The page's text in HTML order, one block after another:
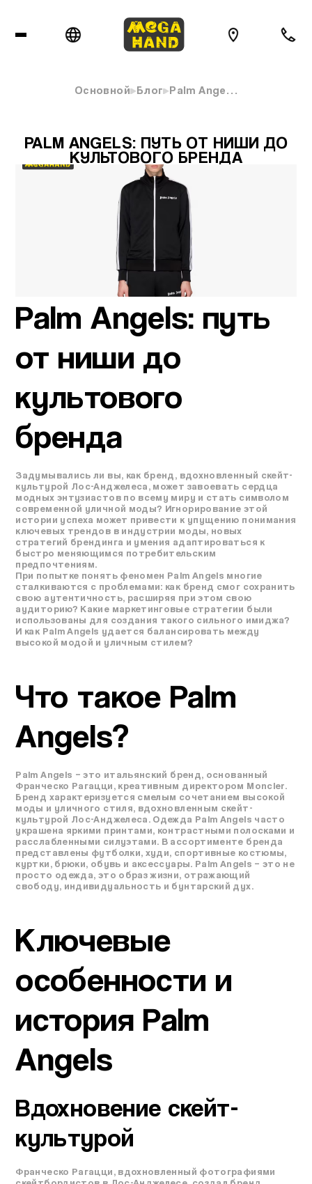
Основной Блог Palm Ange…
PALM ANGELS: ПУТЬ ОТ НИШИ ДО
КУЛЬТОВОГО БРЕНДА
Palm Angels: путь
от ниши до
культового
бренда
Задумывались ли вы, как бренд, вдохновленный скейт-
культурой Лос-Анджелеса, может завоевать сердца
модных энтузиастов по всему миру и стать символом
современной уличной моды? Игнорирование этой
истории успеха может привести к упущению понимания
ключевых трендов в индустрии моды, новых
стратегий брендинга и умения адаптироваться к
быстро меняющимся потребительским
предпочтениям.
При попытке понять феномен Palm Angels многие
сталкиваются с проблемами: как бренд смог сохранить
свою аутентичность, расширяя при этом свою
аудиторию? Какие маркетинговые стратегии были
использованы для создания такого сильного имиджа?
И как Palm Angels удается балансировать между
высокой модой и уличным стилем?
Что такое Palm
Angels?
Palm Angels – это итальянский бренд, основанный
Франческо Рагацци, креативным директором Moncler.
Бренд характеризуется смелым сочетанием высокой
моды и уличного стиля, вдохновленным скейт-
культурой Лос-Анджелеса. Одежда Palm Angels часто
украшена яркими принтами, контрастными полосками и
расслабленными силуэтами. В ассортименте бренда
представлены футболки, худи, спортивные костюмы,
куртки, брюки, обувь и аксессуары. Palm Angels – это не
просто одежда, это образ жизни, отражающий
свободу, индивидуальность и бунтарский дух.
Ключевые
особенности и
история Palm
Angels
Вдохновение скейт-
культурой
Франческо Рагацци, вдохновленный фотографиями